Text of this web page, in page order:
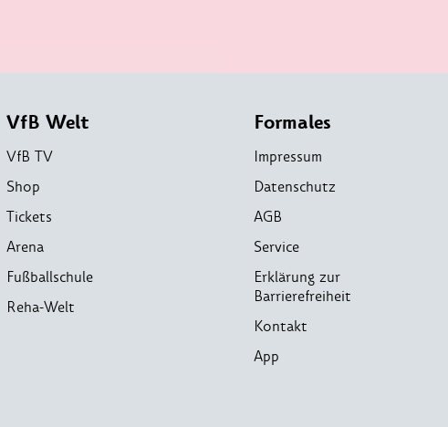
VfB Welt
VfB TV
Shop
Tickets
Arena
Fußballschule
Reha-Welt
Formales
Impressum
Datenschutz
AGB
Service
Erklärung zur
Barrierefreiheit
Kontakt
App